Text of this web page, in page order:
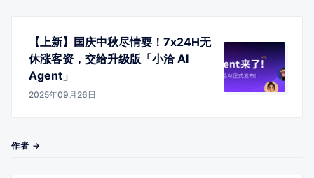
【上新】国庆中秋尽情耍！7x24H无
休涨客资，交给升级版「小洽 AI
Agent」
2025年09月26日
作者 →